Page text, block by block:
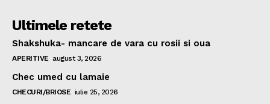
Ultimele retete
Shakshuka- mancare de vara cu rosii si oua
APERITIVE august 3, 2026
Chec umed cu lamaie
CHECURI/BRIOSE iulie 25, 2026